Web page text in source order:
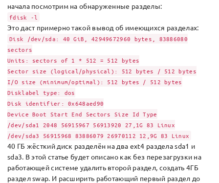
начала посмотрим на обнаруженные разделы:
fdisk -l
Это даст примерно такой вывод об имеющихся разделах:
Disk /dev/sda: 40 GiB, 42949672960 bytes, 83886080
sectors
Units: sectors of 1 * 512 = 512 bytes
Sector size (logical/physical): 512 bytes / 512 bytes
I/O size (minimum/optimal): 512 bytes / 512 bytes
Disklabel type: dos
Disk identifier: 0x648aed90
Device Boot Start End Sectors Size Id Type
/dev/sda1 2048 56915967 56913920 27,1G 83 Linux
/dev/sda3 56915968 83886079 26970112 12,9G 83 Linux
40 ГБ жёсткий диск разделён на два ext4 раздела sda1 и
sda3. В этой статье будет описано как без перезагрузки на
работающей системе удалить второй раздел, создать 4ГБ
раздел swap. И расширить работающий первый раздел до